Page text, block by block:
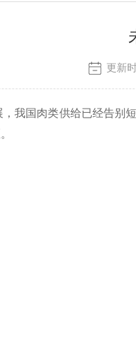
更新
国肉类供给已经告别短